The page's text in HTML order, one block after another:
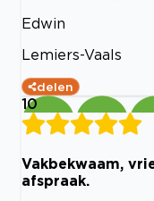
Edwin
Lemiers-Vaals
delen
10
Vakbekwaam,
afspraak.